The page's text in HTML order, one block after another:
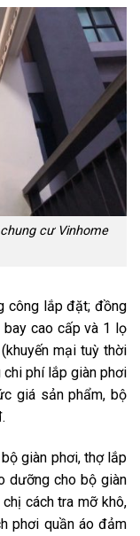
cư Vinhome
công lắp đặt; đồng
cao cấp và 1 lọ
mại tuỳ thời
phí lắp giàn phơi
giá sản phẩm, bộ
giàn phơi, thợ lắp
dưỡng cho bộ giàn
cách tra mỡ khô,
phơi quần áo đảm